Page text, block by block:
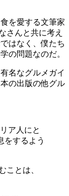
を愛する文筆家
さんと共に考え
はなく、僕たち
の問題なのだ。
名なグルメガイ
の出版の他グル
ことは、